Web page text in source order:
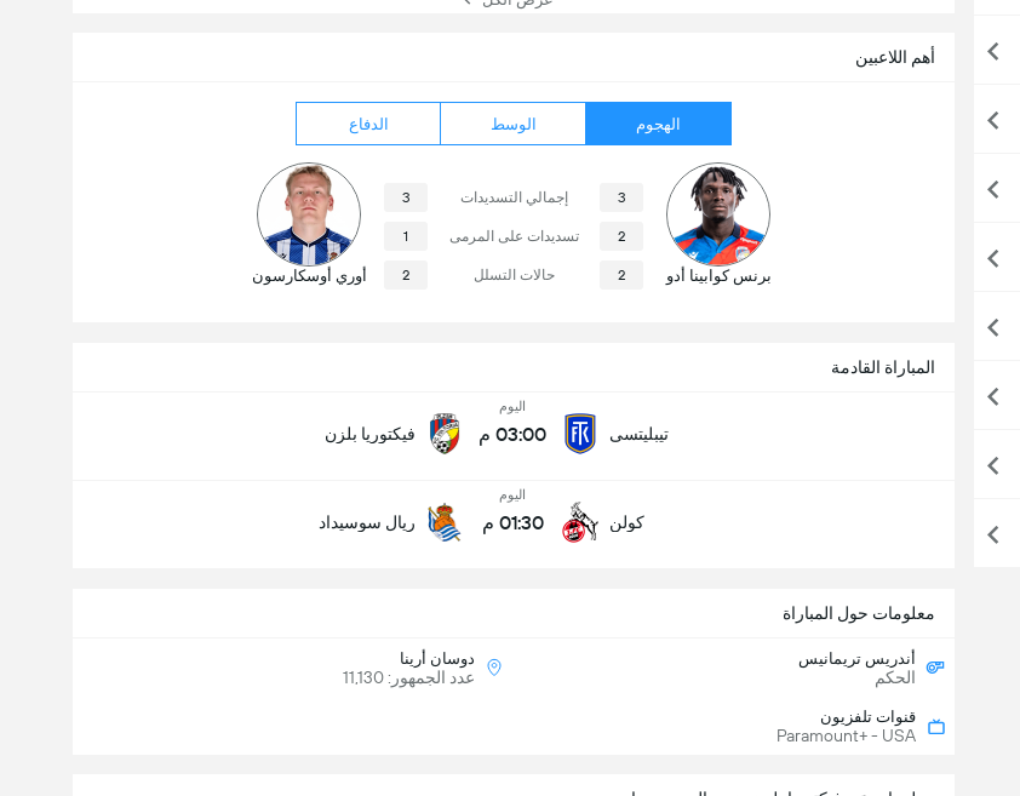
المباراة القادمة
تيبليتسى
اليوم
03:00 م فيكتوريا بلزن
كولن
اليوم
01:30 م ريال سوسيداد
أهم اللاعبين
الهجوم الوسط الدفاع
برنس كوابينا أدو
3 إجمالي التسديدات 3
2 تسديدات على المرمى 1
2 حالات التسلل 2 أوري أوسكارسون
معلومات حول المباراة
أندريس تريمانيس
الحكم
دوسان أرينا
عدد الجمهور: 11,130
قنوات تلفزيون
Paramount+ - USA